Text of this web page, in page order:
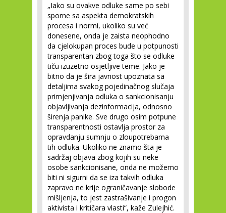
„Iako su ovakve odluke same po sebi
sporne sa aspekta demokratskih
procesa i normi, ukoliko su već
donesene, onda je zaista neophodno
da cjelokupan proces bude u potpunosti
transparentan zbog toga što se odluke
tiču izuzetno osjetljive teme. Jako je
bitno da je šira javnost upoznata sa
detaljima svakog pojedinačnog slučaja
primjenjivanja odluka o sankcionisanju
objavljivanja dezinformacija, odnosno
širenja panike. Sve drugo osim potpune
transparentnosti ostavlja prostor za
opravdanju sumnju o zloupotrebama
tih odluka. Ukoliko ne znamo šta je
sadržaj objava zbog kojih su neke
osobe sankcionisane, onda ne možemo
biti ni sigurni da se iza takvih odluka
zapravo ne krije ograničavanje slobode
mišljenja, to jest zastrašivanje i progon
aktivista i kritičara vlasti“, kaže Zulejhić.